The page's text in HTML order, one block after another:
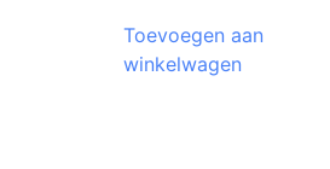
Toevoegen aan
winkelwagen